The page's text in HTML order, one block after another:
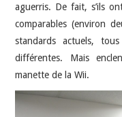
aguerris. De fait, s’ils
comparables (environ
standards actuels,
différentes. Mais
manette de la Wii.